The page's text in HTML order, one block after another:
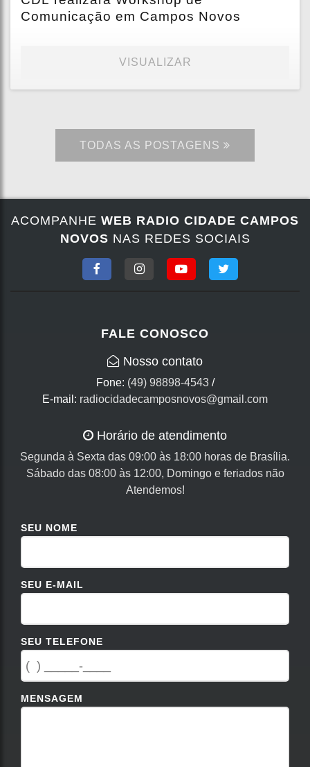
Comunicação em Campos Novos
VISUALIZAR
TODAS AS POSTAGENS
ACOMPANHE WEB RADIO CIDADE CAMPOS
NOVOS NAS REDES SOCIAIS
FALE CONOSCO
Nosso contato
Fone: (49) 98898-4543/
E-mail: radiocidadecamposnovos@gmail.com
Horário de atendimento
Segunda à Sexta das 09:00 às 18:00 horas de Brasília.
Sábado das 08:00 às 12:00, Domingo e feriados não
Atendemos!
SEU NOME
SEU E-MAIL
SEU TELEFONE
MENSAGEM